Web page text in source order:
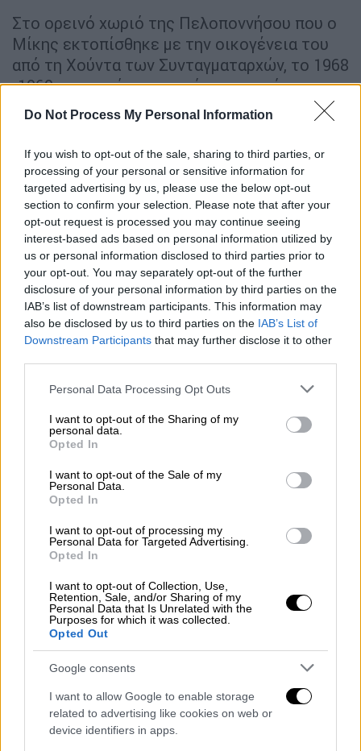
Do Not Process My Personal Information
If you wish to opt-out of the sale, sharing to third parties, or
processing of your personal or sensitive information for
targeted advertising by us, please use the below opt-out
section to confirm your selection. Please note that after your
opt-out request is processed you may continue seeing
interest-based ads based on personal information utilized by
us or personal information disclosed to third parties prior to
your opt-out. You may separately opt-out of the further
disclosure of your personal information by third parties on the
IAB’s list of downstream participants. This information may
also be disclosed by us to third parties on the IAB’s List of
Downstream Participants that may further disclose it to other
Please note that this website/app uses one or more Google
not limited to your visit or usage behaviour. You may click to
grant or deny consent to Google and its third-party tags to
use your data for below specified purposes in below Google
consent section.
Personal Data Processing Opt Outs
I want to opt-out of the Sharing of my
personal data.
Opted In
I want to opt-out of the Sale of my
Personal Data.
Opted In
I want to opt-out of processing my
Personal Data for Targeted Advertising.
Opted In
I want to opt-out of Collection, Use,
Retention, Sale, and/or Sharing of my
Personal Data that Is Unrelated with the
Purposes for which it was collected.
Opted Out
Google consents
I want to allow Google to enable storage
related to advertising like cookies on web or
device identifiers in apps.
Στο ορεινό χωριό της Πελοποννήσου που ο
Μίκης εκτοπίσθηκε με την οικογένεια του
από τη Χούντα των Συνταγματαρχών, το 1968
-1969, και κατάφερε, αντί της απομόνωσης,
να εκπέμψει μηνύματα αγώνα και
δημοκρατίας και να μας παραδώσει ένα
εξαιρετικό έργο, στο πλαίσιο των τριήμερων
εκδηλώσεων του φετινού Φεστιβάλ, θα
πραγματοποιηθούν, στο χώρο μπροστά από
το Μουσείο, πλήθος σημαντικών
εκδηλώσεων, λόγου και μουσικής.
Χαρακτηριστικό είναι ότι στο χώρο του
καφενείου και σε σημεία του χωριού, θα
αναβιώσουν εικόνες της εποχής…όταν ο
Μίκης περπατούσε στους δρόμους της
Ζάτουνας, πάντα με τη συνοδεία
χωροφυλάκων.
ΑΡΚΑΔΙΕΣ Ζάτουνα, θα ξεκινήσει και θα
κλείσει με τον ύμνο της Παλαιστίνης, που
έγραψε ο Μίκης, μετά από πρόταση του
ιστορικού ηγέτη της Γιασέρ Αραφάτ, και
παρουσιάσθηκε για πρώτη φορά το 1982 από
τον μεγάλο μας – παγκόσμιο συνθέτη και
αγωνιστή, σε καταφύγιο στη Βηρυτό, στη
Ο ύμνος της Παλαιστίνης, ακούστηκε πάλι το
1994 στο Όσλο, στην ιστορική συνάντηση
των ηγετών Αραφάτ – Πέρες, όπου
υπογράφηκε η συμφωνία για την ίδρυση του
Παλαιστινιακού κράτους, που σήμερα
δραματικά παραβιάζεται.